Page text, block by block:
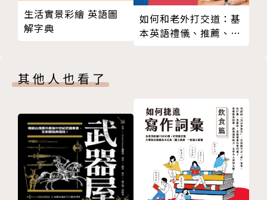
一句一句的「口說導覽句」給你，上百句的韓語口語體
單句，直接套用超EZ！
EZ叢書館 編輯部／策劃
一群熱愛外語教學的出版人，視語言為溝通視野、拓展
生命的裝備，立志做優質好書與世共享。
楊曉蕙／韓文撰稿
韓國出生，18歲之後定居於台灣。
生活實景彩繪 英語圖
解字典
如何和老外打交道：基
本英語禮儀、推薦、情
其他人也看了